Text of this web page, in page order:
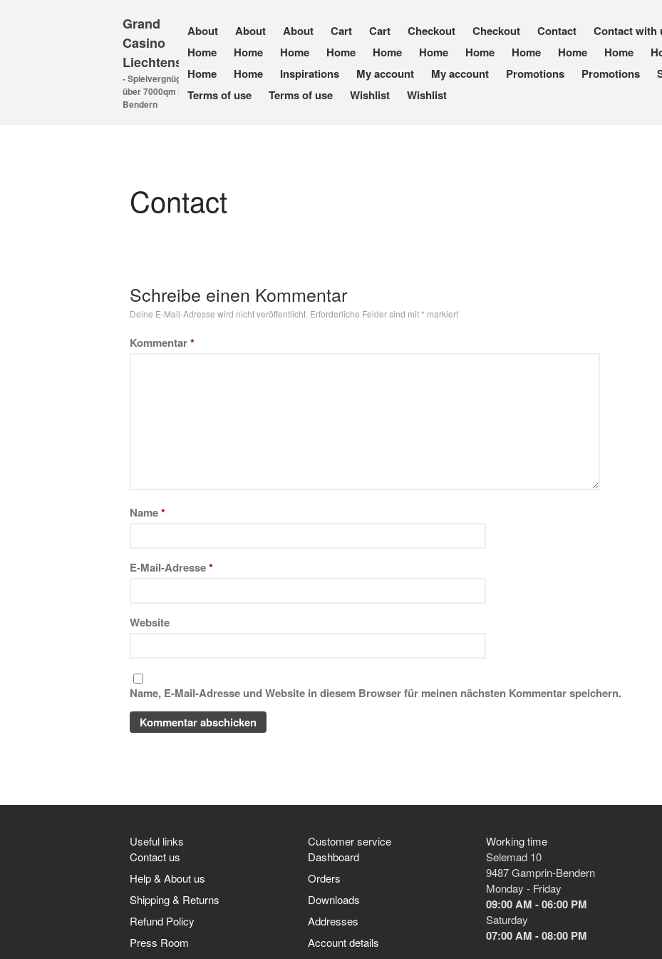
Grand
Casino
Liechtenstein
- Spielvergnügen auf
über 7000qm in
Bendern
About About About Cart Cart Checkout Checkout Contact Contact with
Home
Home Home Home Home Home Home Home Home Home
Home
Home Inspirations My account My account Promotions Promotions
Terms of use
Terms of use Wishlist Wishlist
Contact
Schreibe einen Kommentar
Deine E-Mail-Adresse wird nicht veröffentlicht. Erforderliche Felder sind mit* markiert
Kommentar*
Name*
E-Mail-Adresse*
Website
Name, E-Mail-Adresse und Website in diesem Browser für meinen nächsten Kommentar speichern.
Useful links
Contact us
Help & About us
Shipping & Returns
Refund Policy
Press Room
Customer service
Dashboard
Orders
Downloads
Addresses
Account details
Working time
Selemad 10
9487 Gamprin-Bendern
Monday - Friday
09:00 AM - 06:00 PM
Saturday
07:00 AM - 08:00 PM